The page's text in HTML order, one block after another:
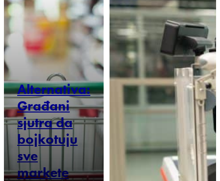
Alternativa:
Građani
sjutra da
bojkotuju
sve
markete